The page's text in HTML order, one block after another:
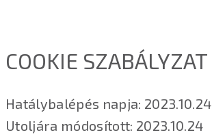
COOKIE SZABÁLYZAT
Hatálybalépés napja: 2023.10.24
Utoljára módosított: 2023.10.24